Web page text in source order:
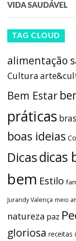
VIDA SAUDÁVEL
TAG CLOUD
alimentação
Cultura
Bem Estar
práticas
boas ideias
Dicasdicas
bem Estilo
Jurandy Valença meio
natureza paz
gloriosa receitas